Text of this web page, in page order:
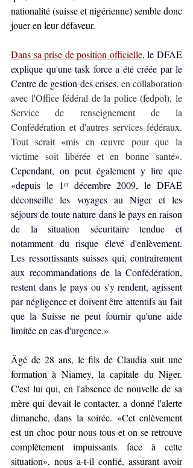
nationalité (suisse et nigérienne) semble donc
jouer en leur défaveur.
Dans sa prise de position officielle, le DFAE
explique qu'une task force a été créée par le
Centre de gestion des crises, en collaboration
avec l'Office fédéral de la police (fedpol), le
Service de renseignement de la
Confédération et d'autres services fédéraux.
Tout serait «mis en œuvre pour que la
victime soit libérée et en bonne santé».
Cependant, on peut également y lire que
«depuis le 1ᵉʳ décembre 2009, le DFAE
déconseille les voyages au Niger et les
séjours de toute nature dans le pays en raison
de la situation sécuritaire tendue et
notamment du risque élevé d'enlèvement.
Les ressortissants suisses qui, contrairement
aux recommandations de la Confédération,
restent dans le pays ou s'y rendent, agissent
par négligence et doivent être attentifs au fait
que la Suisse ne peut fournir qu'une aide
limitée en cas d'urgence.»
Âgé de 28 ans, le fils de Claudia suit une
formation à Niamey, la capitale du Niger.
C'est lui qui, en l'absence de nouvelle de sa
mère qui devait le contacter, a donné l'alerte
dimanche, dans la soirée. «Cet enlèvement
est un choc pour nous tous et on se retrouve
complètement impuissants face à cette
situation», nous a-t-il confié, assurant avoir